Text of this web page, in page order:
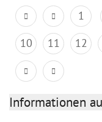
1
10
11 12
Informationen